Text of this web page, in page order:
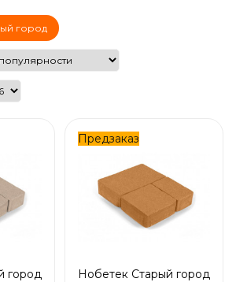
город
город
Предзаказ
Нобетек Старый город